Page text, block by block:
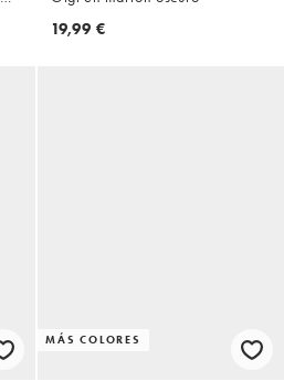
19,99 €
MÁS COLORES